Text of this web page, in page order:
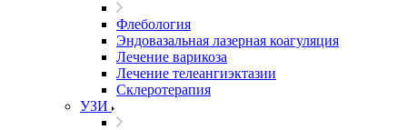
Флебология
Эндовазальная лазерная коагуляция
Лечение варикоза
Лечение телеангиэктазии
Склеротерапия
УЗИ